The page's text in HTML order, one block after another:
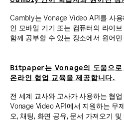
Cambly는 Vonage Video API를 사
인 모바일 기기 또는 컴퓨터의 라이
함께 공부할 수 있는 장소에서 원어
Bitpaper는 Vonage의 도움으로
온라인 협업 교육을 제공합니다.
전 세계 교사와 교사가 사용하는 협
Vonage Video API에서 지원하는 무
오, 채팅, 화면 공유, 문서 가져오기 및